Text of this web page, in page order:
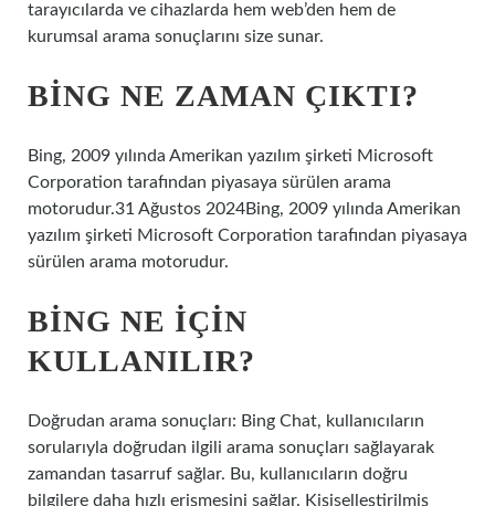
tarayıcılarda ve cihazlarda hem web’den hem de
kurumsal arama sonuçlarını size sunar.
BING NE ZAMAN ÇIKTI?
Bing, 2009 yılında Amerikan yazılım şirketi Microsoft
Corporation tarafından piyasaya sürülen arama
motorudur.31 Ağustos 2024Bing, 2009 yılında Amerikan
yazılım şirketi Microsoft Corporation tarafından piyasaya
sürülen arama motorudur.
BING NE IÇIN
KULLANILIR?
Doğrudan arama sonuçları: Bing Chat, kullanıcıların
sorularıyla doğrudan ilgili arama sonuçları sağlayarak
zamandan tasarruf sağlar. Bu, kullanıcıların doğru
bilgilere daha hızlı erişmesini sağlar. Kişiselleştirilmiş